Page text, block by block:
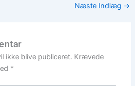
Næste Indlæg →
ikke blive publiceret. Krævede
*